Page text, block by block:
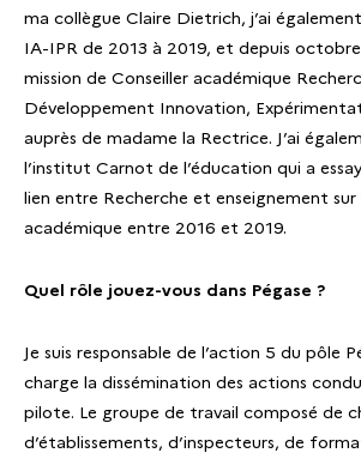
ma collègue Claire Dietrich, j’ai
IA-IPR de 2013 à 2019, et depuis octobre
mission de Conseiller académique
Développement Innovation,
auprès de madame la Rectrice. J’ai
l’institut Carnot de l’éducation qui a
lien entre Recherche et enseignement sur
académique entre 2016 et 2019.
Quel rôle jouez-vous dans Pégase ?
Je suis responsable de l’action 5 du pôle
charge la dissémination des actions
pilote. Le groupe de travail composé de
d’établissements, d’inspecteurs, de